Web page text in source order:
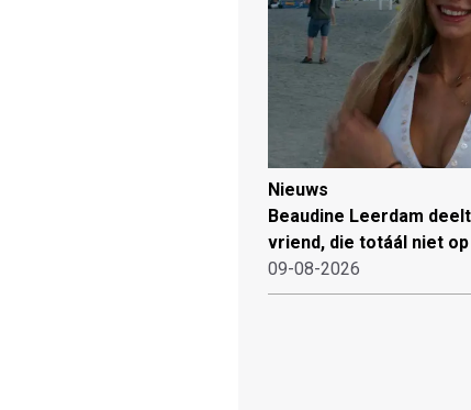
Nieuws
Beaudine Leerdam
vriend, die totáál niet
09-08-2026